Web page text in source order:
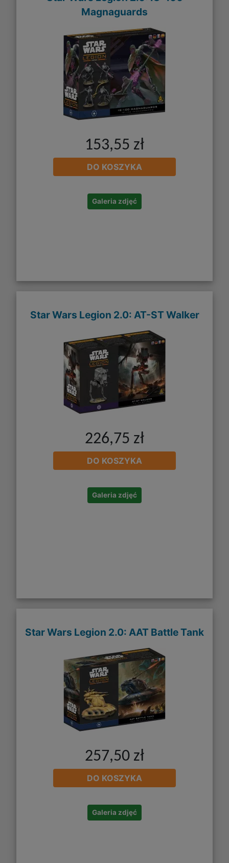
Magnaguards
153,55 zł
DO KOSZYKA
Galeria zdjęć
Star Wars Legion 2.0: AT-ST Walker
226,75 zł
DO KOSZYKA
Galeria zdjęć
Star Wars Legion 2.0: AAT Battle Tank
257,50 zł
DO KOSZYKA
Galeria zdjęć